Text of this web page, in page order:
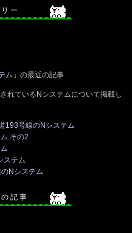
ー
ム 」の最近の記事
れているNシステムについて掲載し
193号線のNシステム
その2
ステム
Nシステム
記 事